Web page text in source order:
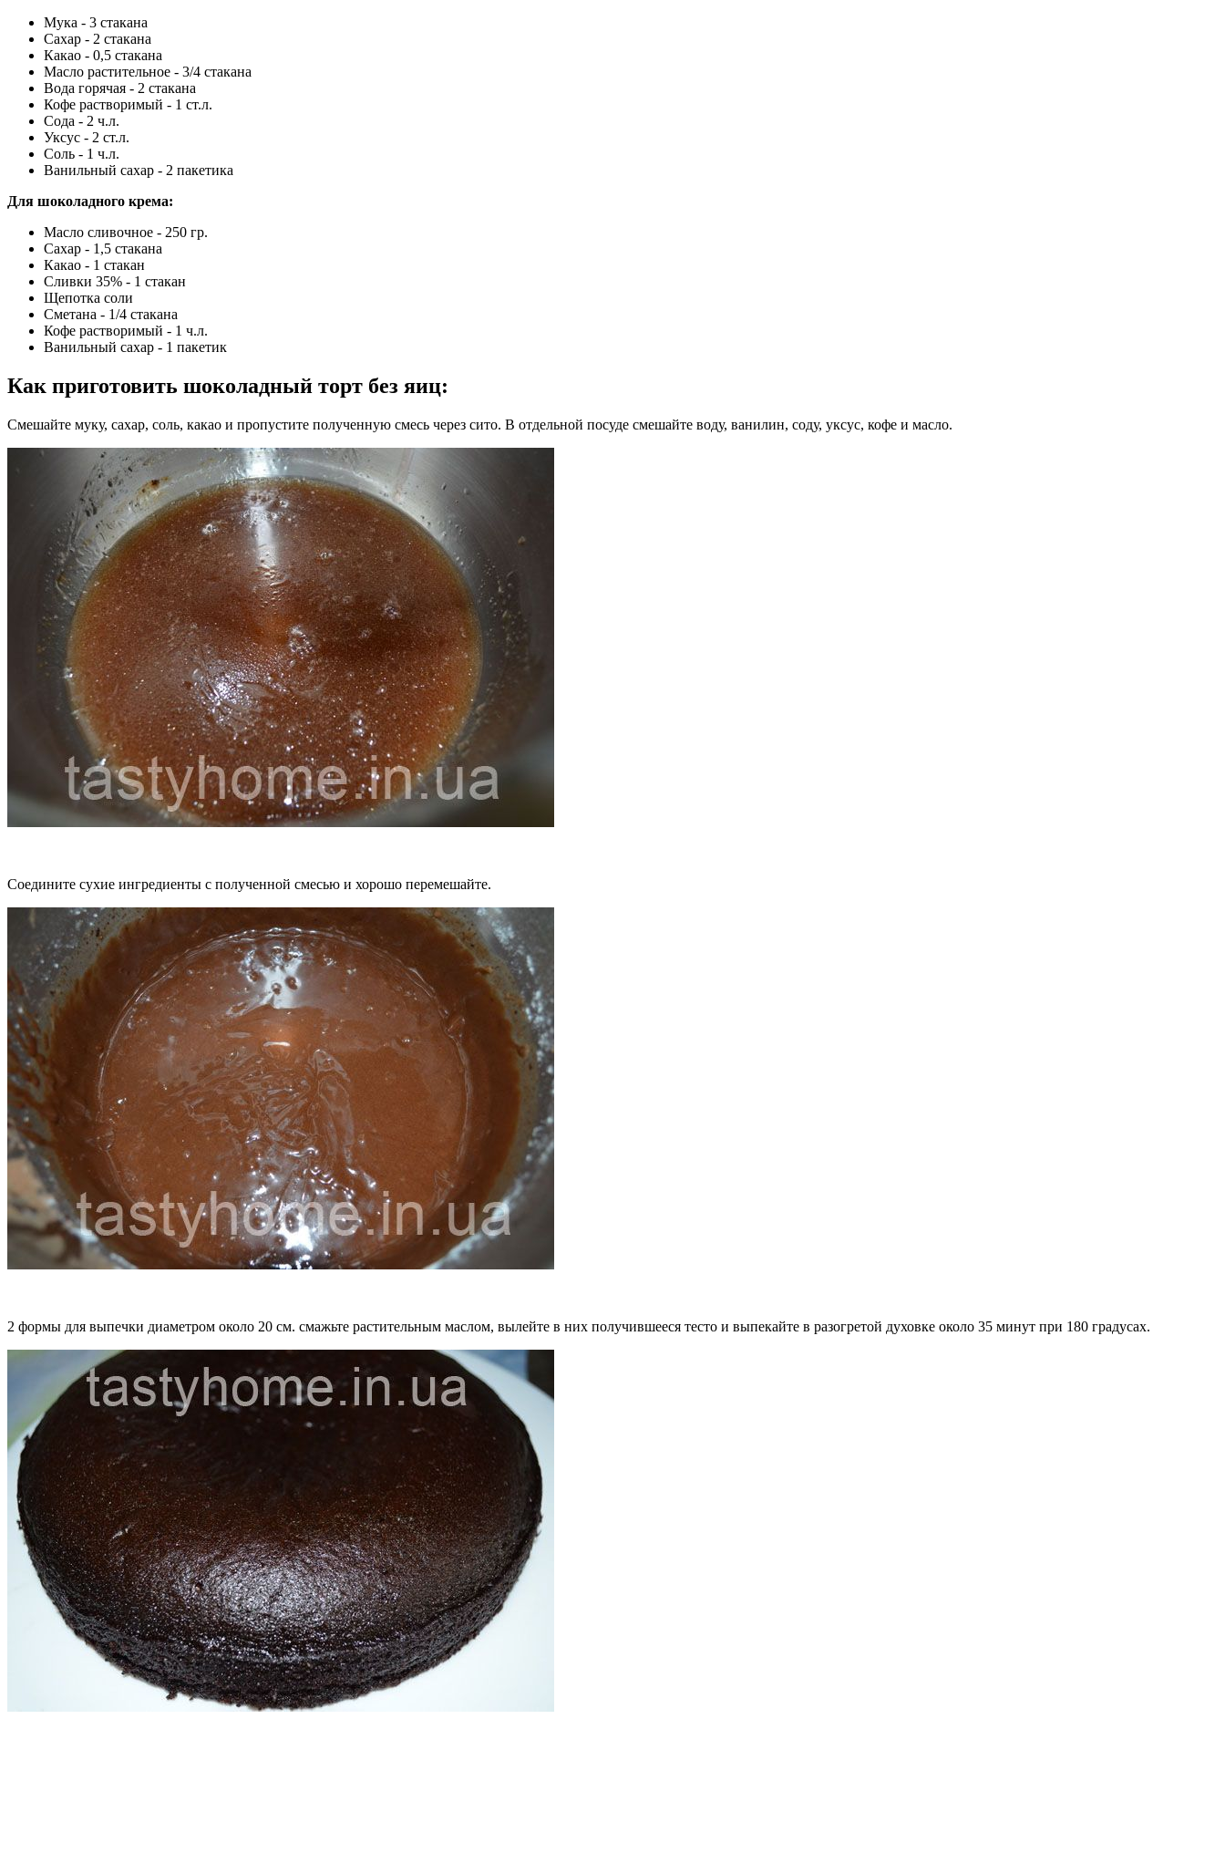
Мука - 3 стакана
Сахар - 2 стакана
Какао - 0,5 стакана
Масло растительное - 3/4 стакана
Вода горячая - 2 стакана
Кофе растворимый - 1 ст.л.
Сода - 2 ч.л.
Уксус - 2 ст.л.
Соль - 1 ч.л.
Ванильный сахар - 2 пакетика
Для шоколадного крема:
Масло сливочное - 250 гр.
Сахар - 1,5 стакана
Какао - 1 стакан
Сливки 35% - 1 стакан
Щепотка соли
Сметана - 1/4 стакана
Кофе растворимый - 1 ч.л.
Ванильный сахар - 1 пакетик
Как приготовить шоколадный торт без яиц:
Смешайте муку, сахар, соль, какао и пропустите полученную смесь через сито. В отдельной посуде смешайте воду, ванилин, соду, уксус, кофе и масло.
Соедините сухие ингредиенты с полученной смесью и хорошо перемешайте.
2 формы для выпечки диаметром около 20 см. смажьте растительным маслом, вылейте в них получившееся тесто и выпекайте в разогретой духовке около 35 минут при 180 градусах.